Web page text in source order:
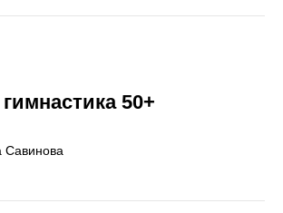
50+
Савинова